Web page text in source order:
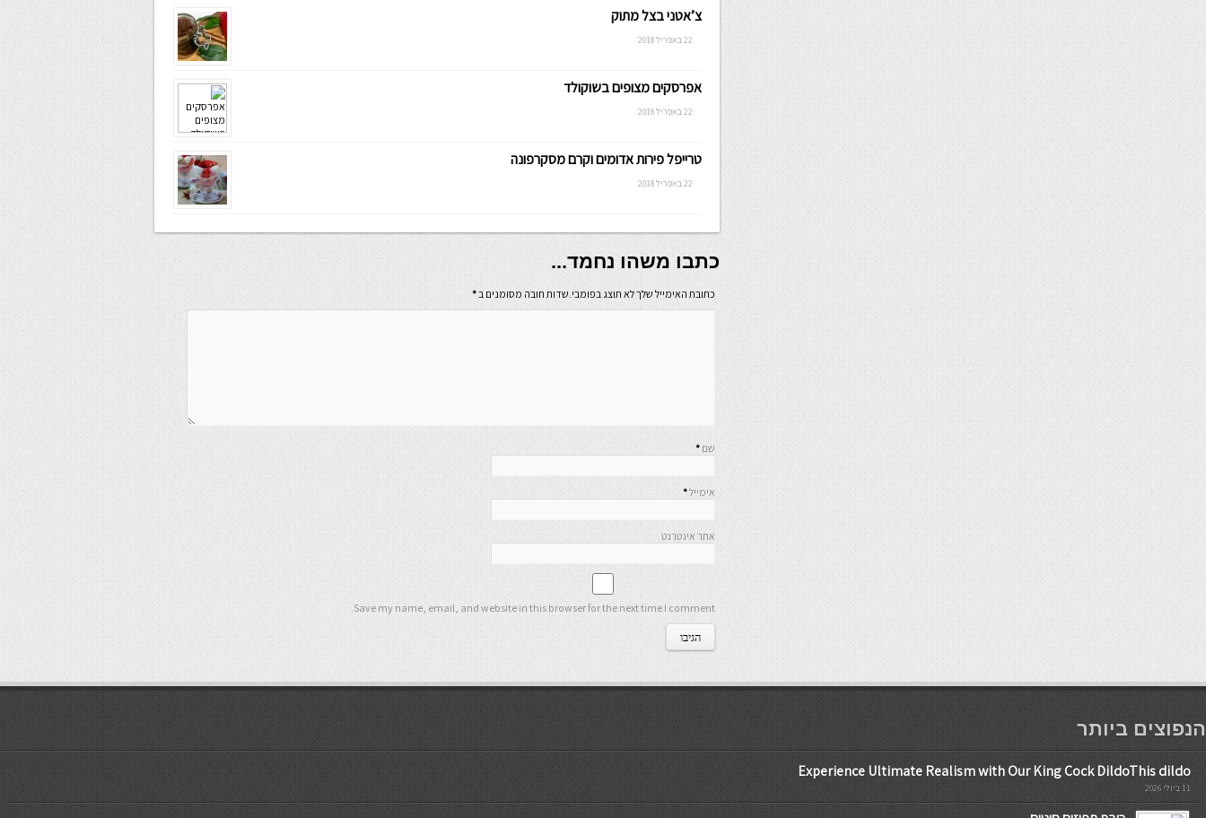
צ’אטני בצל מתוק
22 באפריל 2018
אפרסקים מצופים בשוקולד
22 באפריל 2018
טרייפל פירות אדומים וקרם מסקרפונה
22 באפריל 2018
כתבו משהו נחמד...
כתובת האימייל שלך לא תוצג בפומבי.שדות חובה מסומנים ב*
שם *
אימייל*
אתר אינטרנט
Save my name, email, and website in this browser for the next time I comment.
мостбет кг
הנפוצים ביותר
Experience Ultimate Realism with Our King Cock DildoThis dildo
11 ביולי 2026